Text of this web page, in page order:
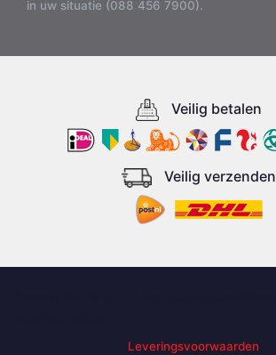
in uw situatie (088 456 7900).
Veilig betalen
Veilig verzenden
Leveringsvoorwaarden